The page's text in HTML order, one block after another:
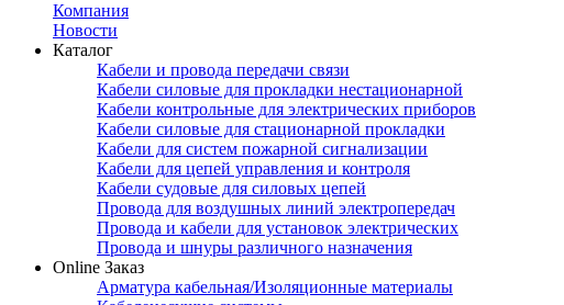
Компания
Новости
Каталог
Кабели и провода передачи связи
Кабели силовые для прокладки нестационарной
Кабели контрольные для электрических приборов
Кабели силовые для стационарной прокладки
Кабели для систем пожарной сигнализации
Кабели для цепей управления и контроля
Кабели судовые для силовых цепей
Провода для воздушных линий электропередач
Провода и кабели для установок электрических
Провода и шнуры различного назначения
Online Заказ
Арматура кабельная/Изоляционные материалы